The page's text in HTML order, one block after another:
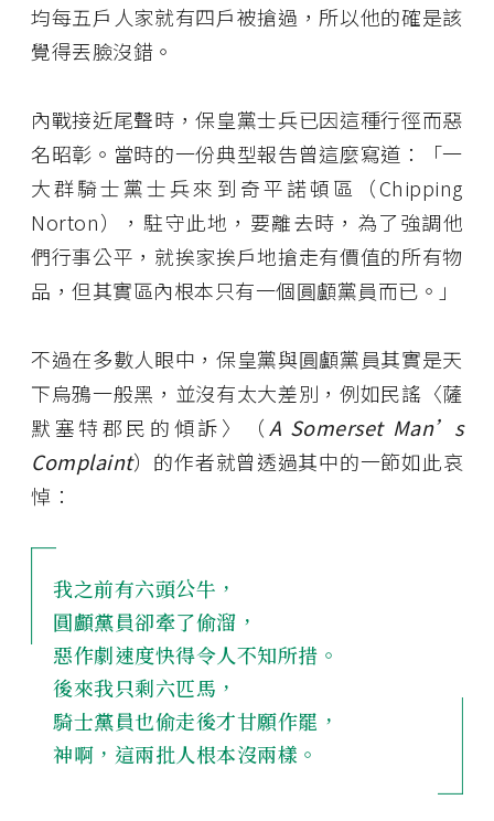
均每五戶人家就有四戶被搶過，所以他的確是該
覺得丟臉沒錯。
內戰接近尾聲時，保皇黨士兵已因這種行徑而惡
名昭彰。當時的一份典型報告曾這麼寫道：「一
大群騎士黨士兵來到奇平諾頓區（Chipping
Norton），駐守此地，要離去時，為了強調他
們行事公平，就挨家挨戶地搶走有價值的所有物
品，但其實區內根本只有一個圓顱黨員而已。」
不過在多數人眼中，保皇黨與圓顱黨員其實是天
下烏鴉一般黑，並沒有太大差別，例如民謠〈薩
默塞特郡民的傾訴〉（ A Somerset Man’s
Complaint）的作者就曾透過其中的一節如此哀
悼：
我之前有六頭公牛，
圓顱黨員卻牽了偷溜，
惡作劇速度快得令人不知所措。
後來我只剩六匹馬，
騎士黨員也偷走後才甘願作罷，
神啊，這兩批人根本沒兩樣。